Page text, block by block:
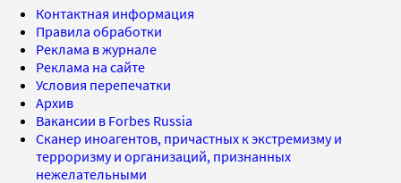
Контактная информация
Правила обработки
Реклама в журнале
Реклама на сайте
Условия перепечатки
Архив
Вакансии в Forbes Russia
Сканер иноагентов, причастных к экстремизму и
терроризму и организаций, признанных
нежелательными